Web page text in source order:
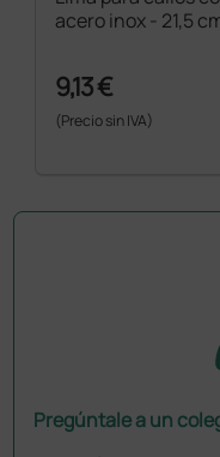
acero inox - 21,5
9,13 €
(Precio sin IVA)
Pregúntale a un